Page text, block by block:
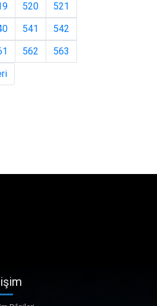
520
521
541
542
562
563